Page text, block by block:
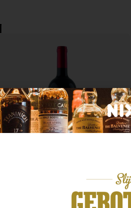
Farina Appassilento Rosso